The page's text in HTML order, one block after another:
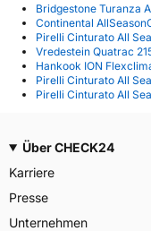
Bridgestone Turanza
Continental
Pirelli Cinturato All
Vredestein Quatrac
Hankook ION
Pirelli Cinturato All
Pirelli Cinturato All
Über CHECK24
Karriere
Presse
Unternehmen